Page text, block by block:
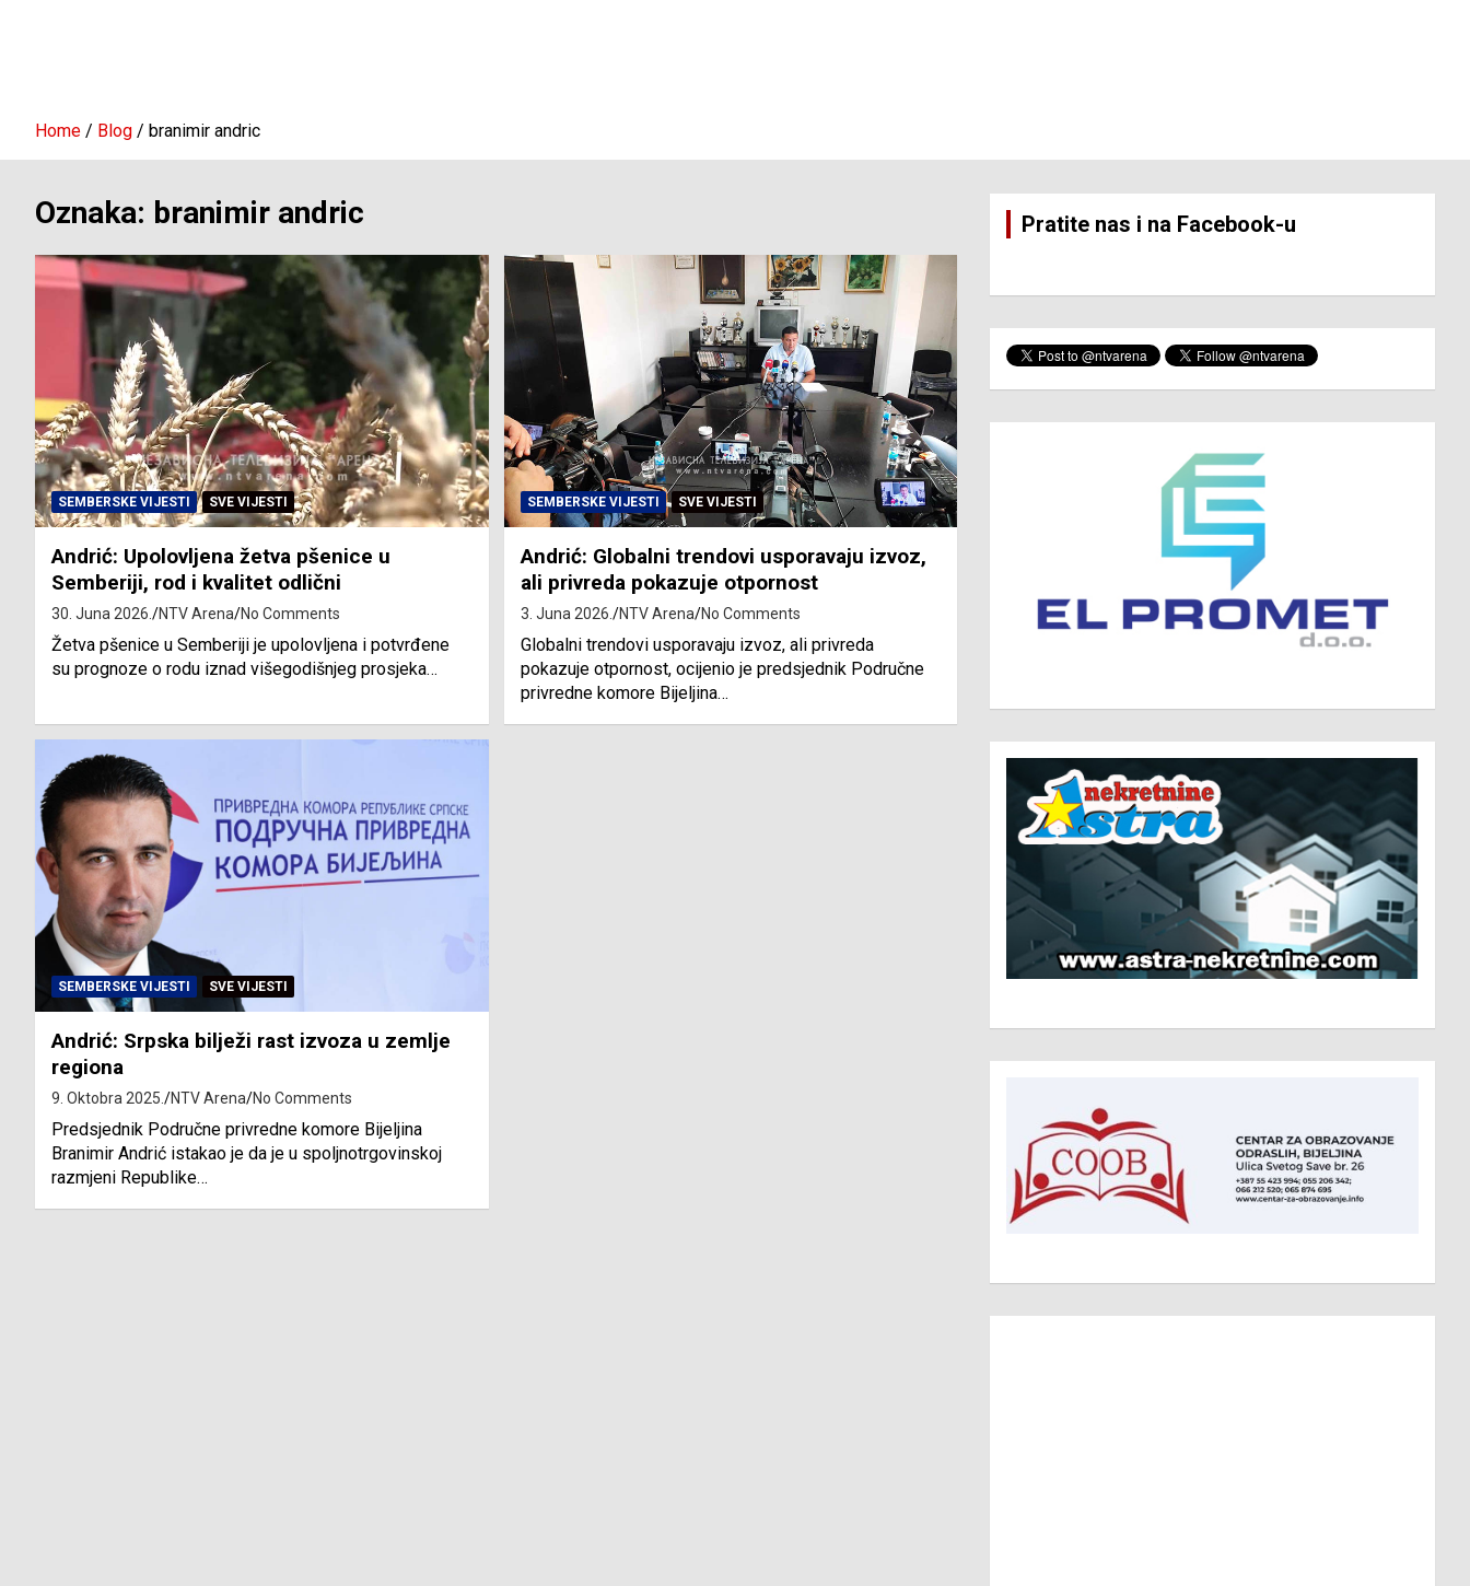
Home Blog branimir andric
Oznaka: branimir andric
SEMBERSKE VIJESTI SVE VIJESTI
Andrić: Upolovljena žetva pšenice u
Semberiji, rod i kvalitet odlični
30. Juna 2026. NTV Arena No Comments
Žetva pšenice u Semberiji je upolovljena i potvrđene
su prognoze o rodu iznad višegodišnjeg prosjeka…
SEMBERSKE VIJESTI SVE VIJESTI
Andrić: Globalni trendovi usporavaju izvoz,
ali privreda pokazuje otpornost
3. Juna 2026. NTV Arena No Comments
Globalni trendovi usporavaju izvoz, ali privreda
pokazuje otpornost, ocijenio je predsjednik Područne
privredne komore Bijeljina…
SEMBERSKE VIJESTI SVE VIJESTI
Andrić: Srpska bilježi rast izvoza u zemlje
regiona
9. Oktobra 2025. NTV Arena No Comments
Predsjednik Područne privredne komore Bijeljina
Branimir Andrić istakao je da je u spoljnotrgovinskoj
razmjeni Republike…
Pratite nas i na Facebook-u